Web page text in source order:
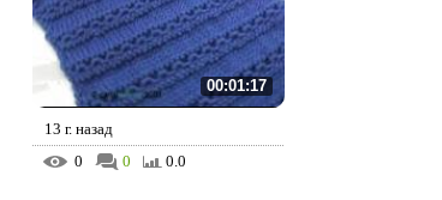
00:01:17
13 г. назад
0
0 0.0